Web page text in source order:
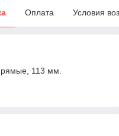
Оплата Условия
113 мм.